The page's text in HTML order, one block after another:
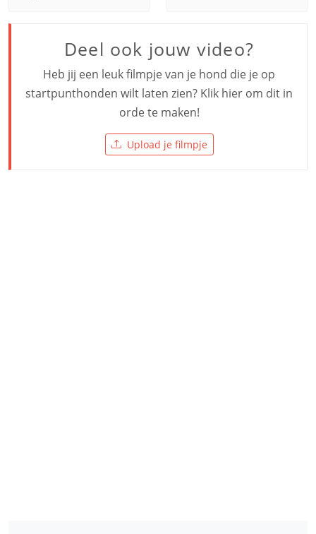
Deel ook jouw video?
Heb jij een leuk filmpje van je hond die je op
startpunthonden wilt laten zien? Klik hier om dit in
orde te maken!
Upload je filmpje